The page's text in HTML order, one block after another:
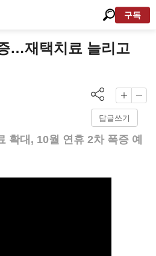
구독
…재택치료 늘리고
답글쓰기
확대, 10월 연휴 2차 폭증 예